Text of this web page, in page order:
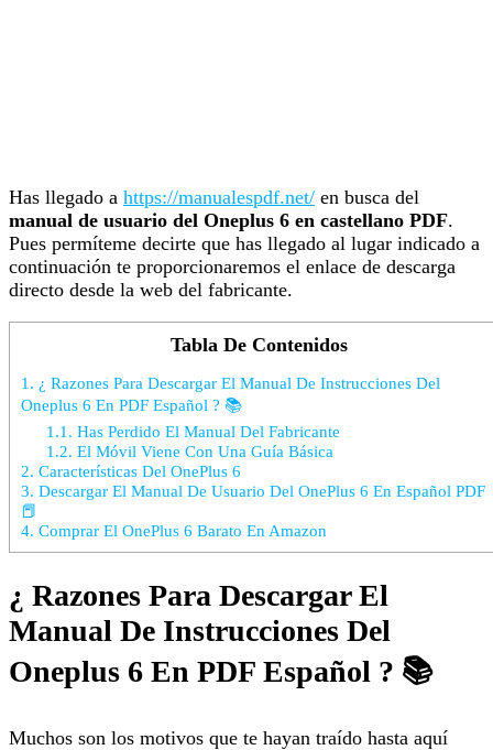
Has llegado a https://manualespdf.net/ en busca del
manual de usuario del Oneplus 6 en castellano PDF.
Pues permíteme decirte que has llegado al lugar indicado a
continuación te proporcionaremos el enlace de descarga
directo desde la web del fabricante.
Tabla De Contenidos
1. ¿ Razones Para Descargar El Manual De Instrucciones Del
Oneplus 6 En PDF Español ? 📚
1.1. Has Perdido El Manual Del Fabricante
1.2. El Móvil Viene Con Una Guía Básica
2. Características Del OnePlus 6
3. Descargar El Manual De Usuario Del OnePlus 6 En Español PDF
📕
4. Comprar El OnePlus 6 Barato En Amazon
¿ Razones Para Descargar El
Manual De Instrucciones Del
Oneplus 6 En PDF Español ? 📚
Muchos son los motivos que te hayan traído hasta aquí